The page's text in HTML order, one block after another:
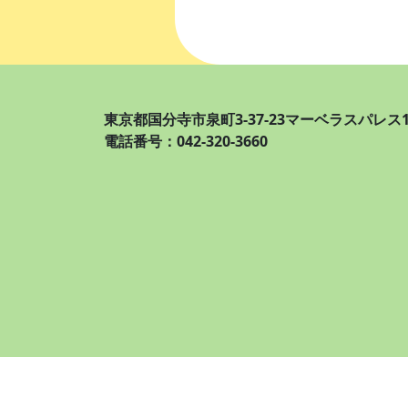
東京都国分寺市泉町3-37-23マーベラスパレス
電話番号：042-320-3660